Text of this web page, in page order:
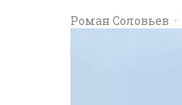
Роман Соловьев ·